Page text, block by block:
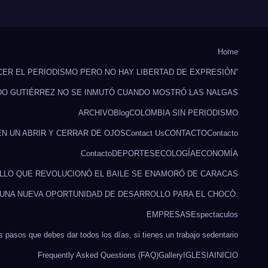
Home
EL PERIODISMO PERO NO HAY LIBERTAD DE EXPRESIÓN”
GUTIÉRREZ NO SE INMUTÓ CUANDO MOSTRÓ LAS NALGAS
ARCHIVOBlogCOLOMBIA SIN PERIODISMO
UN ABRIR Y CERRAR DE OJOSContact UsCONTACTOContacto
ContactoDEPORTES ECOLOGÍAECONOMÍA
QUE REVOLUCIONÓ EL BAILE SE ENAMORÓ DE CARACAS
NUEVA OPORTUNIDAD DE DESARROLLO PARA EL CHOCÓ.
EMPRESAS Espectaculos
pasos que debes dar todos los días, si tienes un trabajo sedentario
Frequently Asked Questions (FAQ)Gallery IGLESIA INICIO